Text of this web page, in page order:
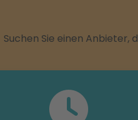
Suchen Sie einen